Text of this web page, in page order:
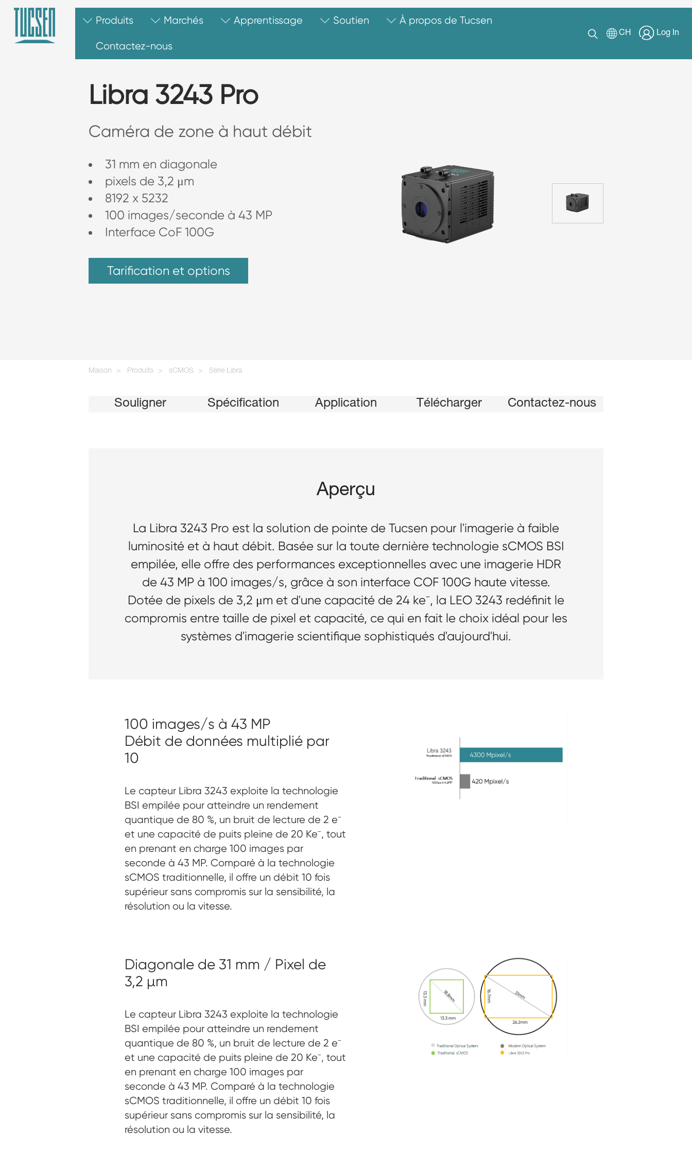
Produits Marchés Apprentissage Soutien À propos de Tucsen
Contactez-nous
CH Log In
Libra 3243 Pro
Caméra de zone à haut débit
31 mm en diagonale
pixels de 3,2 μm
8192 x 5232
100 images/seconde à 43 MP
Interface CoF 100G
Tarification et options
Maison Produits sCMOS Série Libra
Souligner Spécification Application Télécharger Contactez-nous
Aperçu
La Libra 3243 Pro est la solution de pointe de Tucsen pour l'imagerie à faible
luminosité et à haut débit. Basée sur la toute dernière technologie sCMOS BSI
empilée, elle offre des performances exceptionnelles avec une imagerie HDR
de 43 MP à 100 images/s, grâce à son interface COF 100G haute vitesse.
Dotée de pixels de 3,2 μm et d'une capacité de 24 ke⁻, la LEO 3243 redéfinit le
compromis entre taille de pixel et capacité, ce qui en fait le choix idéal pour les
systèmes d'imagerie scientifique sophistiqués d'aujourd'hui.
100 images/s à 43 MP
Débit de données multiplié par
10
Le capteur Libra 3243 exploite la technologie
BSI empilée pour atteindre un rendement
quantique de 80 %, un bruit de lecture de 2 e⁻
et une capacité de puits pleine de 20 Ke⁻, tout
en prenant en charge 100 images par
seconde à 43 MP. Comparé à la technologie
sCMOS traditionnelle, il offre un débit 10 fois
supérieur sans compromis sur la sensibilité, la
résolution ou la vitesse.
Diagonale de 31 mm / Pixel de
3,2 µm
Le capteur Libra 3243 exploite la technologie
BSI empilée pour atteindre un rendement
quantique de 80 %, un bruit de lecture de 2 e⁻
et une capacité de puits pleine de 20 Ke⁻, tout
en prenant en charge 100 images par
seconde à 43 MP. Comparé à la technologie
sCMOS traditionnelle, il offre un débit 10 fois
supérieur sans compromis sur la sensibilité, la
résolution ou la vitesse.